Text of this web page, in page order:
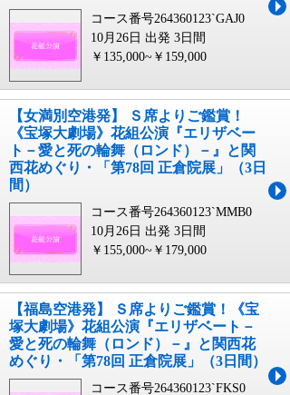
コース番号264360123`GAJ0
10月26日 出発 3日間
￥135,000~￥159,000
【女満別空港発】 Ｓ席よりご鑑賞！
《宝塚大劇場》花組公演『エリザベー
ト－愛と死の輪舞（ロンド）－』と関
西花めぐり・「第78回 正倉院展」（3日
間）
コース番号264360123`MMB0
10月26日 出発 3日間
￥155,000~￥179,000
【福島空港発】 Ｓ席よりご鑑賞！《宝
塚大劇場》花組公演『エリザベート－
愛と死の輪舞（ロンド）－』と関西花
めぐり・「第78回 正倉院展」（3日間）
コース番号264360123`FKS0